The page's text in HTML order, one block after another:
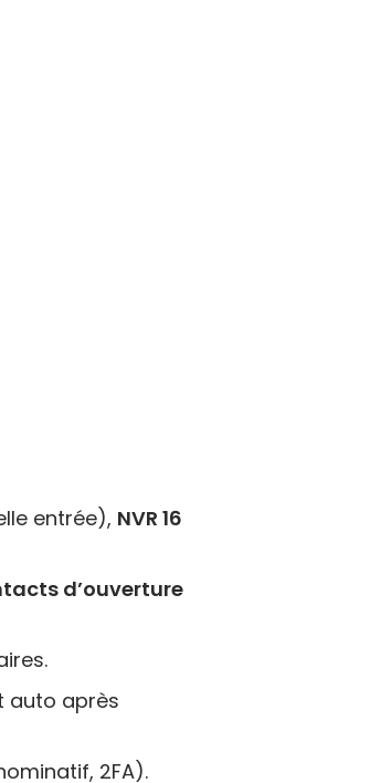
entrée), NVR 16
d’ouverture
auto après
2FA).